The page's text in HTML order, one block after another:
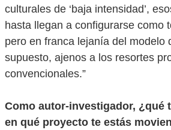
culturales de ‘baja intensidad’,
hasta llegan a configurarse como
pero en franca lejanía del modelo
supuesto, ajenos a los resortes
convencionales.”
Como autor-investigador, ¿qué
en qué proyecto te estás